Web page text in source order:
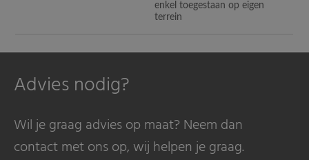
enkel toegestaan op eigen
terrein
Advies nodig?
Wil je graag advies op maat? Neem dan
contact met ons op, wij helpen je graag.